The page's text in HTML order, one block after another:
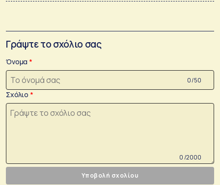
Γράψτε το σχόλιο σας
Όνομα
0 /50
Σχόλιο
0 /2000
Υποβολή σχολίου